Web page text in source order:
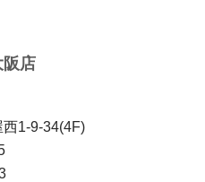
阪店
1-9-34(4F)